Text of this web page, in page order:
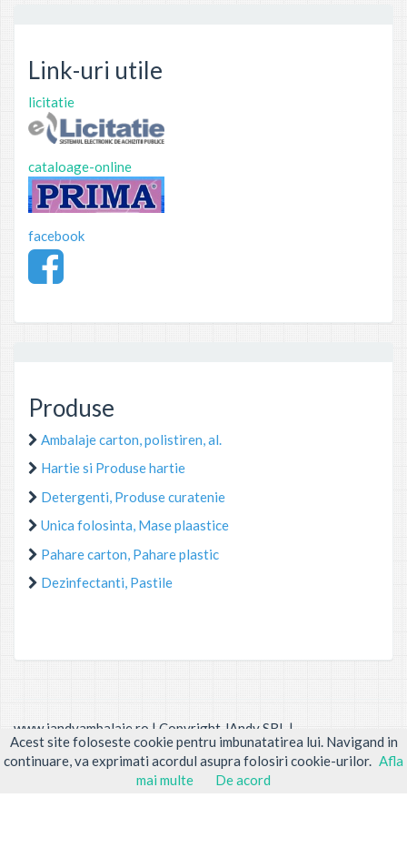
Link-uri utile
licitatie
cataloage-online
facebook
Produse
Ambalaje carton, polistiren, al.
Hartie si Produse hartie
Detergenti, Produse curatenie
Unica folosinta, Mase plaastice
Pahare carton, Pahare plastic
Dezinfectanti, Pastile
www.jandyambalaje.ro | Copyright JAndy SRL |
Acest site foloseste cookie pentru imbunatatirea lui. Navigand in
continuare, va exprimati acordul asupra folosiri cookie-urilor. Afla
mai multe
De acord